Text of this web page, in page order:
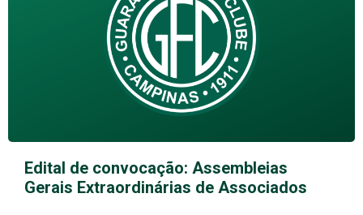
Edital de convocação: Assembleias
Gerais Extraordinárias de Associados